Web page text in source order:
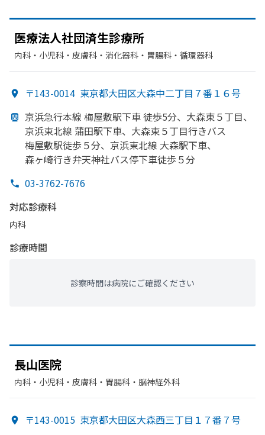
医療法人社団済生診療所
内科・​小児科・​皮膚科・​消化器科・​胃腸科・​循環器科
〒143-0014 東京都大田区大森中二丁目７番１６号
京浜急行本線 梅屋敷駅下車 徒歩5分、 大森東５丁目、
京浜東北線 蒲田駅下車、 大森東５丁目行きバス
梅屋敷駅徒歩５分、 京浜東北線 大森駅下車、
森ヶ崎行き弁天神社バス停下車徒歩５分
03-3762-7676
対応診療科
内科
診療時間
診察時間は病院にご確認ください
長山医院
内科・​小児科・​皮膚科・​胃腸科・​脳神経外科
〒143-0015 東京都大田区大森西三丁目１７番７号